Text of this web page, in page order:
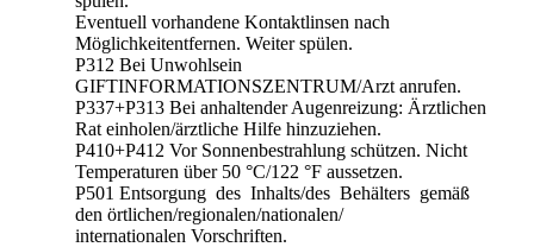
Eventuell vorhandene Kontaktlinsen nach
Möglichkeitentfernen. Weiter spülen.
P312 Bei Unwohlsein
GIFTINFORMATIONSZENTRUM/Arzt anrufen.
P337+P313 Bei anhaltender Augenreizung: Ärztlichen
Rat einholen/ärztliche Hilfe hinzuziehen.
P410+P412 Vor Sonnenbestrahlung schützen. Nicht
Temperaturen über 50 °C/122 °F aussetzen.
P501 Entsorgung des Inhalts/des Behälters gemäß
den örtlichen/regionalen/nationalen/
internationalen Vorschriften.